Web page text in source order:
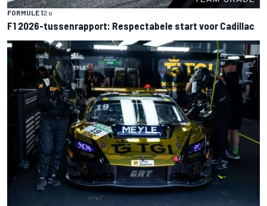
FORMULE 12 u
F1 2026-tussenrapport: Respectabele start voor Cadillac